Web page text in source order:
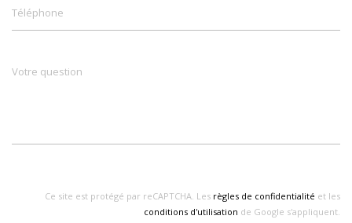
Téléphone
Votre question
Ce site est protégé par reCAPTCHA. Les règles de confidentialité et les
conditions d'utilisation de Google s'appliquent.